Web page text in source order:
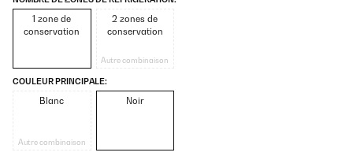
1 zone de
conservation
2 zones de
conservation
Autre combinaison
COULEUR PRINCIPALE:
Blanc
Autre combinaison
Noir